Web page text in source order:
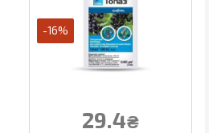
-16%
29.4₴